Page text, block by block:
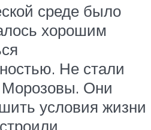
среде было
хорошим
Не стали
Они
условия жизни